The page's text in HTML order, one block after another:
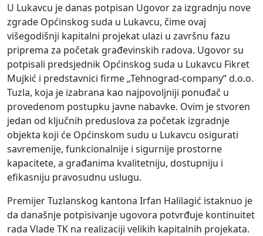
U Lukavcu je danas potpisan Ugovor za izgradnju nove
zgrade Općinskog suda u Lukavcu, čime ovaj
višegodišnji kapitalni projekat ulazi u završnu fazu
priprema za početak građevinskih radova. Ugovor su
potpisali predsjednik Općinskog suda u Lukavcu Fikret
Mujkić i predstavnici firme „Tehnograd-company“ d.o.o.
Tuzla, koja je izabrana kao najpovoljniji ponuđač u
provedenom postupku javne nabavke. Ovim je stvoren
jedan od ključnih preduslova za početak izgradnje
objekta koji će Općinskom sudu u Lukavcu osigurati
savremenije, funkcionalnije i sigurnije prostorne
kapacitete, a građanima kvalitetniju, dostupniju i
efikasniju pravosudnu uslugu.
Premijer Tuzlanskog kantona Irfan Halilagić istaknuo je
da današnje potpisivanje ugovora potvrđuje kontinuitet
rada Vlade TK na realizaciji velikih kapitalnih projekata.